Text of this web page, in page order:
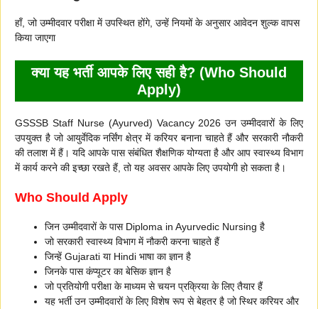
हाँ, जो उम्मीदवार परीक्षा में उपस्थित होंगे, उन्हें नियमों के अनुसार आवेदन शुल्क वापस
किया जाएगा
क्या यह भर्ती आपके लिए सही है? (Who Should
Apply)
GSSSB Staff Nurse (Ayurved) Vacancy 2026 उन उम्मीदवारों के लिए
उपयुक्त है जो आयुर्वेदिक नर्सिंग क्षेत्र में करियर बनाना चाहते हैं और सरकारी नौकरी
की तलाश में हैं। यदि आपके पास संबंधित शैक्षणिक योग्यता है और आप स्वास्थ्य विभाग
में कार्य करने की इच्छा रखते हैं, तो यह अवसर आपके लिए उपयोगी हो सकता है।
Who Should Apply
जिन उम्मीदवारों के पास Diploma in Ayurvedic Nursing है
जो सरकारी स्वास्थ्य विभाग में नौकरी करना चाहते हैं
जिन्हें Gujarati या Hindi भाषा का ज्ञान है
जिनके पास कंप्यूटर का बेसिक ज्ञान है
जो प्रतियोगी परीक्षा के माध्यम से चयन प्रक्रिया के लिए तैयार हैं
यह भर्ती उन उम्मीदवारों के लिए विशेष रूप से बेहतर है जो स्थिर करियर और